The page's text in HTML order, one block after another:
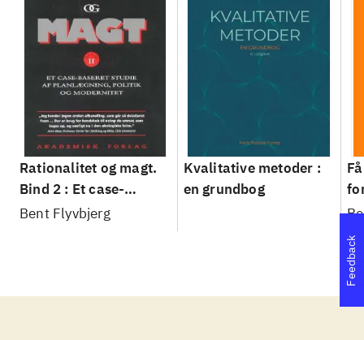
Rationalitet og magt.
Bind 2 : Et case-
baseret studie af
Bent Flyvbjerg
Kvalitative metoder :
en grundbog
Feedback